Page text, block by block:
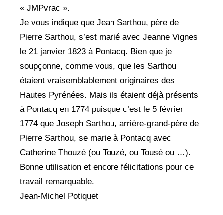
« JMPvrac ».
Je vous indique que Jean Sarthou, père de
Pierre Sarthou, s’est marié avec Jeanne Vignes
le 21 janvier 1823 à Pontacq. Bien que je
soupçonne, comme vous, que les Sarthou
étaient vraisemblablement originaires des
Hautes Pyrénées. Mais ils étaient déjà présents
à Pontacq en 1774 puisque c’est le 5 février
1774 que Joseph Sarthou, arrière-grand-père de
Pierre Sarthou, se marie à Pontacq avec
Catherine Thouzé (ou Touzé, ou Tousé ou …).
Bonne utilisation et encore félicitations pour ce
travail remarquable.
Jean-Michel Potiquet